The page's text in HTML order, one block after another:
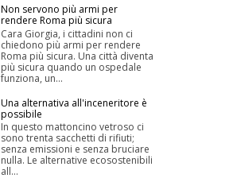
Non servono più armi per
rendere Roma più sicura
Cara Giorgia, i cittadini non ci
chiedono più armi per rendere
Roma più sicura. Una città diventa
più sicura quando un ospedale
funziona, un...
Una alternativa all'inceneritore è
possibile
In questo mattoncino vetroso ci
sono trenta sacchetti di rifiuti;
senza emissioni e senza bruciare
nulla. Le alternative ecosostenibili
all...